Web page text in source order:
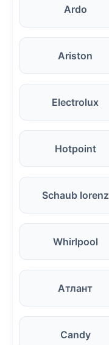
Ardo
Ariston
Electrolux
Hotpoint
Schaub lorenz
Whirlpool
Атлант
Candy